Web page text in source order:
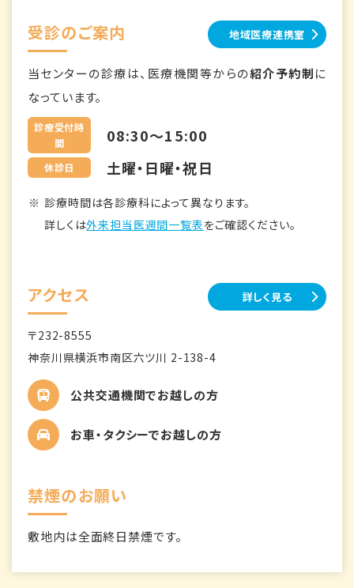
受診のご案内 地域医療連携室
当センターの診療は、医療機関等からの紹介予約制に
なっています。
診療受付時
間
08:30～15:00
休診日 土曜・日曜・祝日
診療時間は各診療科によって異なります。
詳しくは外来担当医週間一覧表をご確認ください。
アクセス 詳しく見る
〒232-8555
神奈川県横浜市南区六ツ川 2-138-4
公共交通機関でお越しの方
お車・タクシーでお越しの方
禁煙のお願い
敷地内は全面終日禁煙です。